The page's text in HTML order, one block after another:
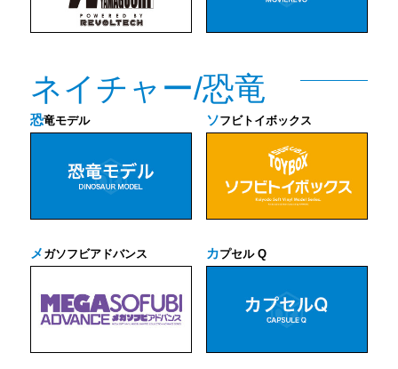
ネイチャー/恐竜
恐竜モデル ソフビトイボックス
メ ガソフビアドバンス カプセル Q